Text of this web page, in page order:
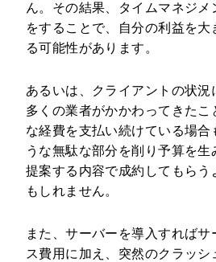
ん。その結果、タイムマネジメ
をすることで、自分の利益を大
る可能性があります。
あるいは、クライアントの状況
多くの業者がかかわってきたこ
な経費を支払い続けている場合
うな無駄な部分を削り予算を生
提案する内容で成約してもらう
もしれません。
また、サーバーを導入すれば
ス費用に加え、突然のクラッシ